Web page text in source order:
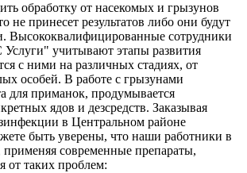
обработку от насекомых и грызунов
не принесет результатов либо они будут
Высококвалифицированные сотрудники
учитывают этапы развития
с ними на различных стадиях, от
особей. В работе с грызунами
для приманок, продумывается
ядов и дезсредств. Заказывая
в Центральном районе
быть уверены, что наши работники в
современные препараты,
от таких проблем: